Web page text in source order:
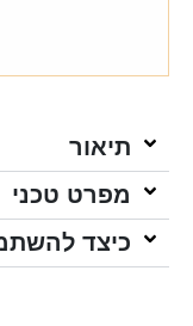
תיאור
מפרט טכני
כיצד